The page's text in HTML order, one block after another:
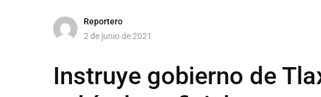
Reportero
2 de junio de 2021
Instruye gobierno de